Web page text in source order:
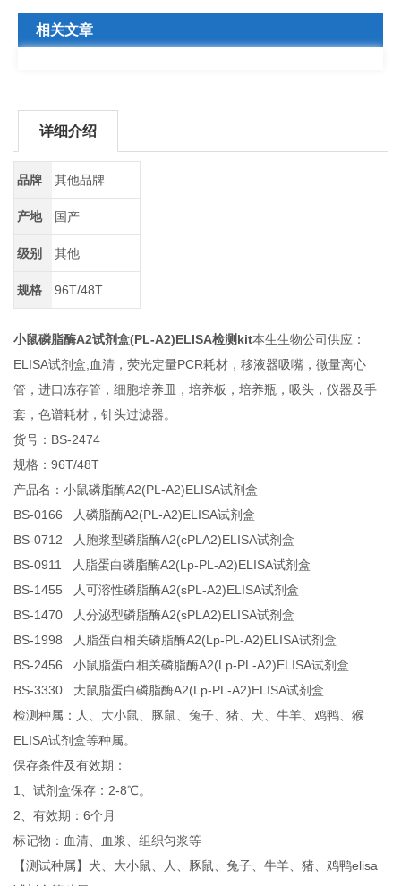
相关文章
详细介绍
品牌 其他品牌
产地 国产
级别 其他
规格 96T/48T
小鼠磷脂酶A2试剂盒(PL-A2)ELISA检测kit本生生物公司供应：
ELISA试剂盒,血清，荧光定量PCR耗材，移液器吸嘴，微量离心
管，进口冻存管，细胞培养皿，培养板，培养瓶，吸头，仪器及手
套，色谱耗材，针头过滤器。
货号：BS-2474
规格：96T/48T
产品名：小鼠磷脂酶A2(PL-A2)ELISA试剂盒
BS-0166 人磷脂酶A2(PL-A2)ELISA试剂盒
BS-0712 人胞浆型磷脂酶A2(cPLA2)ELISA试剂盒
BS-0911 人脂蛋白磷脂酶A2(Lp-PL-A2)ELISA试剂盒
BS-1455 人可溶性磷脂酶A2(sPL-A2)ELISA试剂盒
BS-1470 人分泌型磷脂酶A2(sPLA2)ELISA试剂盒
BS-1998 人脂蛋白相关磷脂酶A2(Lp-PL-A2)ELISA试剂盒
BS-2456 小鼠脂蛋白相关磷脂酶A2(Lp-PL-A2)ELISA试剂盒
BS-3330 大鼠脂蛋白磷脂酶A2(Lp-PL-A2)ELISA试剂盒
检测种属：人、大小鼠、豚鼠、兔子、猪、犬、牛羊、鸡鸭、猴
ELISA试剂盒等种属。
保存条件及有效期：
1、试剂盒保存：2-8℃。
2、有效期：6个月
标记物：血清、血浆、组织匀浆等
【测试种属】犬、大小鼠、人、豚鼠、兔子、牛羊、猪、鸡鸭elisa